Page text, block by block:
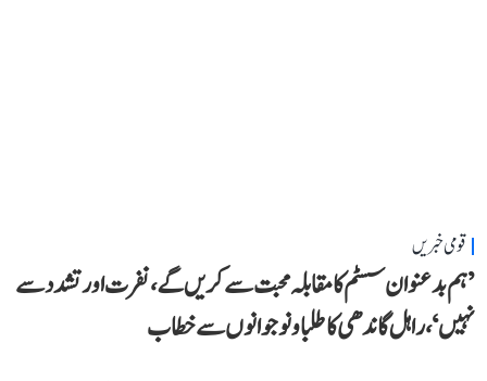
قومی خبریں
’ہم بدعنوان سسٹم کا مقابلہ محبت سے کریں گے، نفرت اور تشدد سے
نہیں‘، راہل گاندھی کا طلبا و نوجوانوں سے خطاب